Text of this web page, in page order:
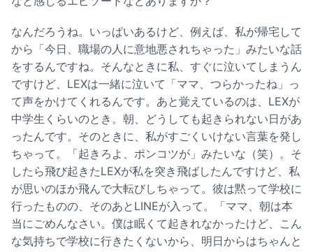
なんだろうね。いっぱいあるけど、例えば、私が帰宅して
から「今日、職場の人に意地悪されちゃった」みたいな話
をするんですね。そんなときに私、すぐに泣いてしまうん
ですけど、LEXは一緒に泣いて「ママ、つらかったね」っ
て声をかけてくれるんです。あと覚えているのは、LEXが
中学生くらいのとき。朝、どうしても起きられない日があ
ったんです。そのときに、私がすごくいけない言葉を発し
ちゃって。「起きろよ、ポンコツが」みたいな（笑）。そ
したら飛び起きたLEXが私を突き飛ばしたんですけど、私
が思いのほか飛んで大転びしちゃって。彼は黙って学校に
行ったものの、そのあとLINEが入って。「ママ、朝は本
当にごめんなさい。僕は眠くて起きれなかったけど、こん
な気持ちで学校に行きたくないから、明日からはちゃんと